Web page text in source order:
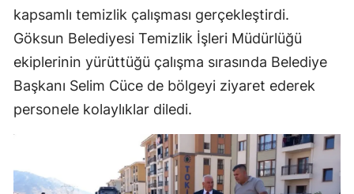
kapsamlı temizlik çalışması gerçekleştirdi.
Göksun Belediyesi Temizlik İşleri Müdürlüğü
ekiplerinin yürüttüğü çalışma sırasında Belediye
Başkanı Selim Cüce de bölgeyi ziyaret ederek
personele kolaylıklar diledi.